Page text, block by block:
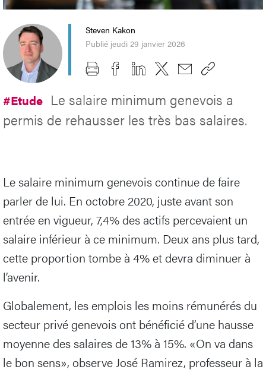
Steven Kakon
Publié jeudi 29 janvier 2026
#Etude Le salaire minimum genevois a
permis de rehausser les très bas salaires.
Le salaire minimum genevois continue de faire
parler de lui. En octobre 2020, juste avant son
entrée en vigueur, 7,4% des actifs percevaient un
salaire inférieur à ce minimum. Deux ans plus tard,
cette proportion tombe à 4% et devra diminuer à
l’avenir.
Globalement, les emplois les moins rémunérés du
secteur privé genevois ont bénéficié d’une hausse
moyenne des salaires de 13% à 15%. «On va dans
le bon sens», observe José Ramirez, professeur à la